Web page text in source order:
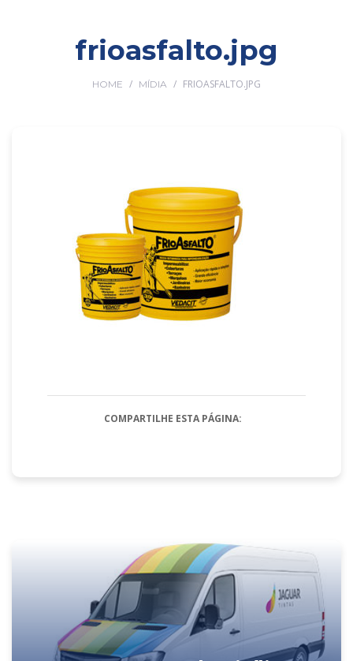
frioasfalto.jpg
HOME / MÍDIA / FRIOASFALTO.JPG
COMPARTILHE ESTA PÁGINA: